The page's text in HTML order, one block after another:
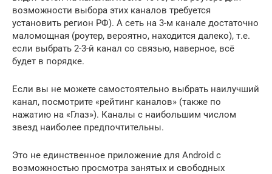
возможности выбора этих каналов требуется
установить регион РФ). А сеть на 3-м канале достаточно
маломощная (роутер, вероятно, находится далеко), т.е.
если выбрать 2-3-й канал со связью, наверное, всё
будет в порядке.
Если вы не можете самостоятельно выбрать наилучший
канал, посмотрите «рейтинг каналов» (также по
нажатию на «Глаз»). Каналы с наибольшим числом
звезд наиболее предпочтительны.
Это не единственное приложение для Android с
возможностью просмотра занятых и свободных